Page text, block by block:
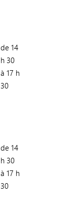
de 14
h 30
à 17 h
30
de 14
h 30
à 17 h
30